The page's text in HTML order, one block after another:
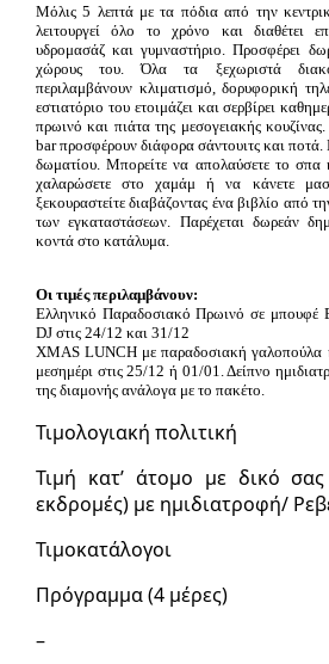
Μόλις 5 λεπτά με τα πόδια από την
λειτουργεί όλο το χρόνο και διαθέτει
υδρομασάζ και γυμναστήριο. Προσφέρει
χώρους του. Όλα τα ξεχωριστά
περιλαμβάνουν κλιματισμό, δορυφορική
εστιατόριο του ετοιμάζει και σερβίρει
πρωινό και πιάτα της μεσογειακής
bar προσφέρουν διάφορα σάντουιτς και ποτά.
δωματίου. Μπορείτε να απολαύσετε το σπα
χαλαρώσετε στο χαμάμ ή να κάνετε
ξεκουραστείτε διαβάζοντας ένα βιβλίο από
των εγκαταστάσεων. Παρέχεται δωρεάν
κοντά στο κατάλυμα.
Οι τιμές περιλαμβάνουν:
Ελληνικό Παραδοσιακό Πρωινό σε
DJ στις 24/12 και 31/12
ΧMAS LUNCH με παραδοσιακή
μεσημέρι στις 25/12 ή 01/01. Δείπνο
της διαμονής ανάλογα με το πακέτο.
Τιμολογιακή πολιτική
Τιμή κατ’ άτομο με δικό
εκδρομές) με ημιδιατροφή/
Τιμοκατάλογοι
Πρόγραμμα (4 μέρες)
–